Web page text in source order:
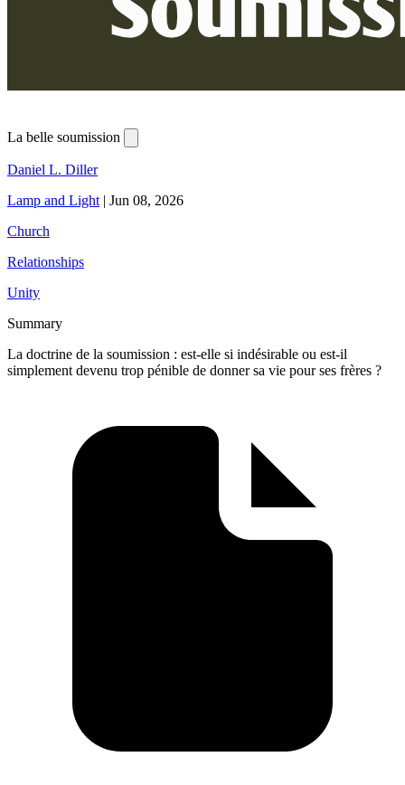
La belle soumission
Daniel L. Diller
Lamp and Light | Jun 08, 2026
Church
Relationships
Unity
Summary
La doctrine de la soumission : est-elle si indésirable ou est-il
simplement devenu trop pénible de donner sa vie pour ses frères ?